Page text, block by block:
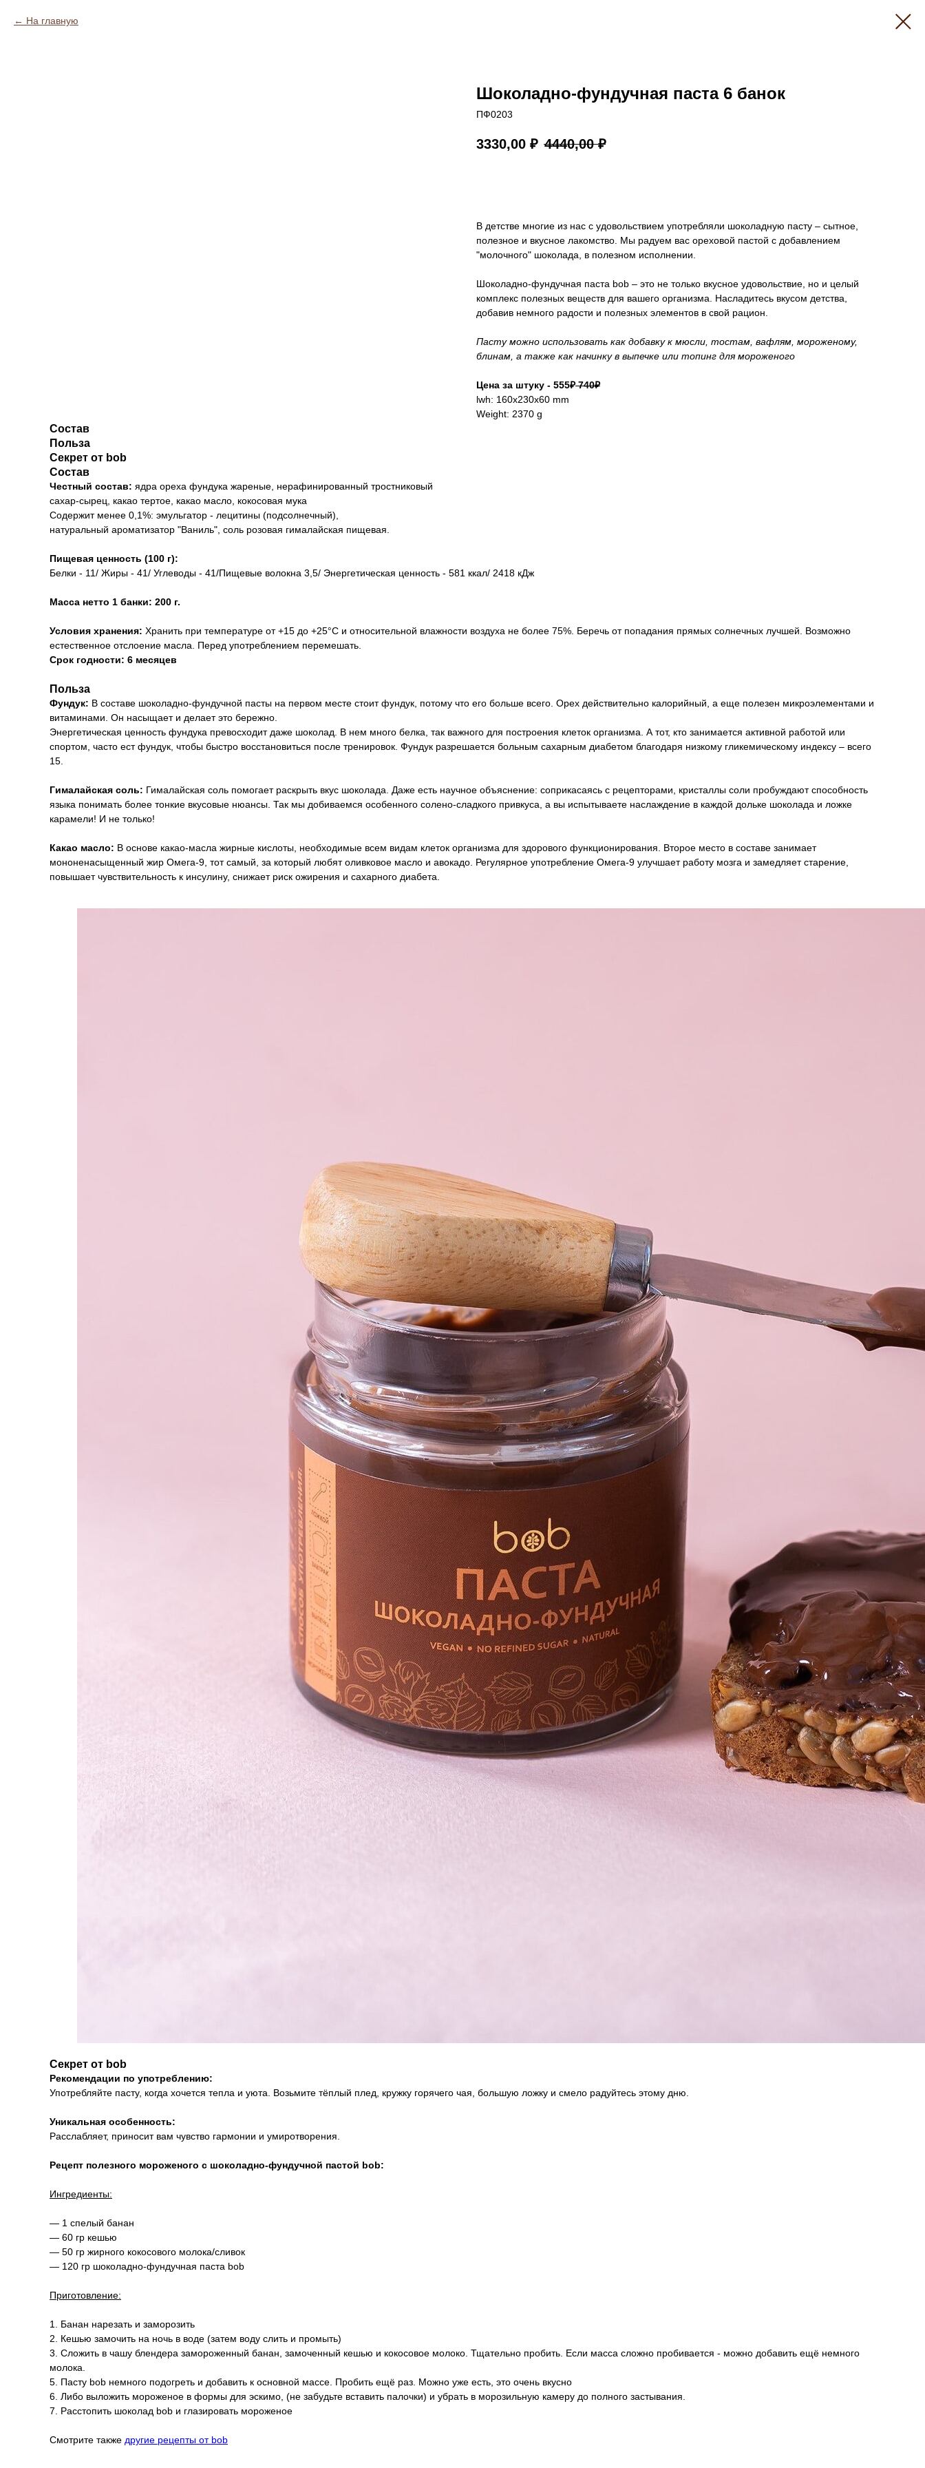
На главную
Шоколадно-фундучная паста 6 банок
ПФ0203
3330,00 ₽ 4440,00 ₽
В детстве многие из нас с удовольствием употребляли шоколадную пасту – сытное,
полезное и вкусное лакомство. Мы радуем вас ореховой пастой с добавлением
"молочного" шоколада, в полезном исполнении.
Шоколадно-фундучная паста bob – это не только вкусное удовольствие, но и целый
комплекс полезных веществ для вашего организма. Насладитесь вкусом детства,
добавив немного радости и полезных элементов в свой рацион.
Пасту можно использовать как добавку к мюсли, тостам, вафлям, мороженому,
блинам, а также как начинку в выпечке или топинг для мороженого
Цена за штуку - 555₽740₽
lwh: 160x230x60 mm
Weight: 2370 g
Состав
Польза
Секрет от bob
Состав
Честный состав: ядра ореха фундука жареные, нерафинированный тростниковый
сахар-сырец, какао тертое, какао масло, кокосовая мука
Содержит менее 0,1%: эмульгатор - лецитины (подсолнечный),
натуральный ароматизатор "Ваниль", соль розовая гималайская пищевая.
Пищевая ценность (100 г):
Белки - 11/ Жиры - 41/ Углеводы - 41/Пищевые волокна 3,5/ Энергетическая ценность - 581 ккал/ 2418 кДж
Масса нетто 1 банки: 200 г.
Условия хранения: Хранить при температуре от +15 до +25°С и относительной влажности воздуха не более 75%. Беречь от попадания прямых солнечных лучшей. Возможно
естественное отслоение масла. Перед употреблением перемешать.
Срок годности: 6 месяцев
Польза
Фундук: В составе шоколадно-фундучной пасты на первом месте стоит фундук, потому что его больше всего. Орех действительно калорийный, а еще полезен микроэлементами и
витаминами. Он насыщает и делает это бережно.
Энергетическая ценность фундука превосходит даже шоколад. В нем много белка, так важного для построения клеток организма. А тот, кто занимается активной работой или
спортом, часто ест фундук, чтобы быстро восстановиться после тренировок. Фундук разрешается больным сахарным диабетом благодаря низкому гликемическому индексу – всего
15.
Гималайская соль: Гималайская соль помогает раскрыть вкус шоколада. Даже есть научное объяснение: соприкасаясь с рецепторами, кристаллы соли пробуждают способность
языка понимать более тонкие вкусовые нюансы. Так мы добиваемся особенного солено-сладкого привкуса, а вы испытываете наслаждение в каждой дольке шоколада и ложке
карамели! И не только!
Какао масло: В основе какао-масла жирные кислоты, необходимые всем видам клеток организма для здорового функционирования. Второе место в составе занимает
мононенасыщенный жир Омега-9, тот самый, за который любят оливковое масло и авокадо. Регулярное употребление Омега-9 улучшает работу мозга и замедляет старение,
повышает чувствительность к инсулину, снижает риск ожирения и сахарного диабета.
Секрет от bob
Рекомендации по употреблению:
Употребляйте пасту, когда хочется тепла и уюта. Возьмите тёплый плед, кружку горячего чая, большую ложку и смело радуйтесь этому дню.
Уникальная особенность:
Расслабляет, приносит вам чувство гармонии и умиротворения.
Рецепт полезного мороженого с шоколадно-фундучной пастой bob:
Ингредиенты:
— 1 спелый банан
— 60 гр кешью
— 50 гр жирного кокосового молока/сливок
— 120 гр шоколадно-фундучная паста bob
Приготовление:
1. Банан нарезать и заморозить
2. Кешью замочить на ночь в воде (затем воду слить и промыть)
3. Сложить в чашу блендера замороженный банан, замоченный кешью и кокосовое молоко. Тщательно пробить. Если масса сложно пробивается - можно добавить ещё немного
молока.
5. Пасту bob немного подогреть и добавить к основной массе. Пробить ещё раз. Можно уже есть, это очень вкусно
6. Либо выложить мороженое в формы для эскимо, (не забудьте вставить палочки) и убрать в морозильную камеру до полного застывания.
7. Расстопить шоколад bob и глазировать мороженое
Смотрите также другие рецепты от bob